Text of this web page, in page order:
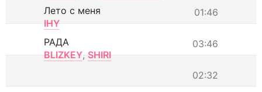
01:46
Лето с меня
IHY
03:46
РАДА
BLIZKEY, SHIRI
02:32